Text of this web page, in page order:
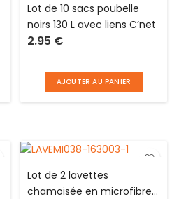
Lot de 10 sacs poubelle
noirs 130 L avec liens C’net
2.95 €
AJOUTER AU PANIER
Lot de 2 lavettes
chamoisée en microfibre